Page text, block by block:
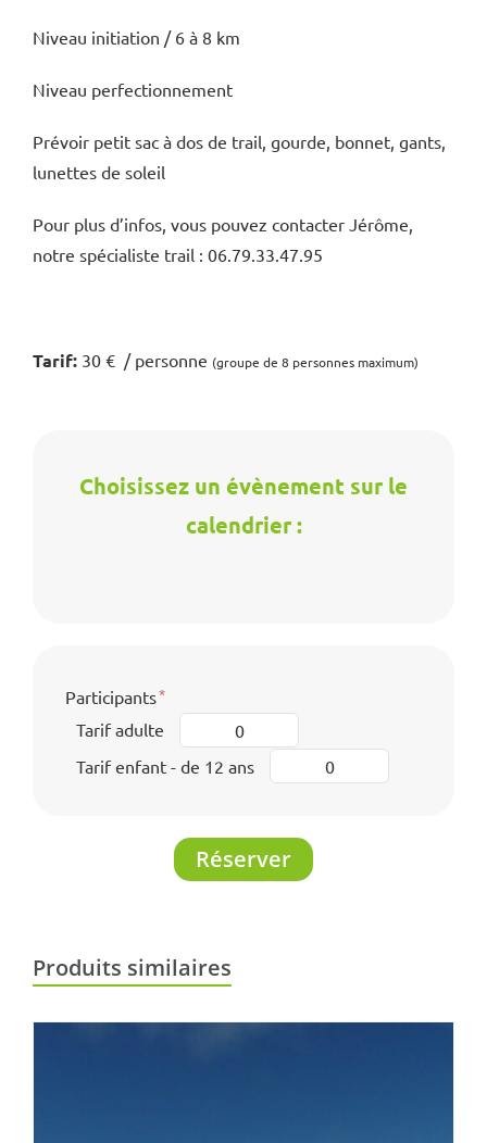
Niveau initiation / 6 à 8 km
Niveau perfectionnement
Prévoir petit sac à dos de trail, gourde, bonnet, gants,
lunettes de soleil
Pour plus d’infos, vous pouvez contacter Jérôme,
notre spécialiste trail : 06.79.33.47.95
Tarif: 30 € / personne (groupe de 8 personnes maximum)
Choisissez un évènement sur le
calendrier :
Participants
Tarif adulte
Tarif enfant - de 12 ans
Réserver
Produits similaires